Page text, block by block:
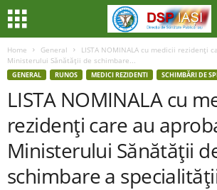
Home General
LISTA NOMINALA cu medicii rezidenţi
Ministerului Sănătăţii de schimbare...
GENERAL RUNOS MEDICI REZIDENTI SCHIMBĂRI DE
LISTA NOMINALA cu
rezidenţi care au
Ministerului Sănătăţii
schimbare a